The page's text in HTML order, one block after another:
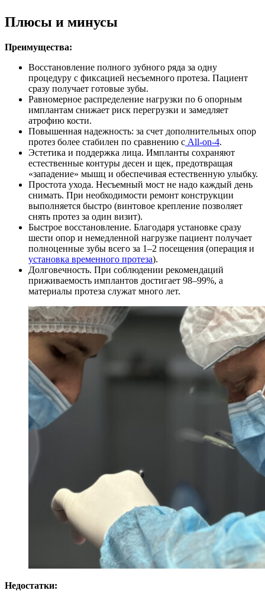
Плюсы и минусы
Преимущества:
Восстановление полного зубного ряда за одну
процедуру с фиксацией несъемного протеза. Пациент
сразу получает готовые зубы.
Равномерное распределение нагрузки по 6 опорным
имплантам снижает риск перегрузки и замедляет
атрофию кости.
Повышенная надежность: за счет дополнительных опор
протез более стабилен по сравнению с All-on-4.
Эстетика и поддержка лица. Импланты сохраняют
естественные контуры десен и щек, предотвращая
«западение» мышц и обеспечивая естественную улыбку.
Простота ухода. Несъемный мост не надо каждый день
снимать. При необходимости ремонт конструкции
выполняется быстро (винтовое крепление позволяет
снять протез за один визит).
Быстрое восстановление. Благодаря установке сразу
шести опор и немедленной нагрузке пациент получает
полноценные зубы всего за 1–2 посещения (операция и
установка временного протеза).
Долговечность. При соблюдении рекомендаций
приживаемость имплантов достигает 98–99%, а
материалы протеза служат много лет.
Недостатки: